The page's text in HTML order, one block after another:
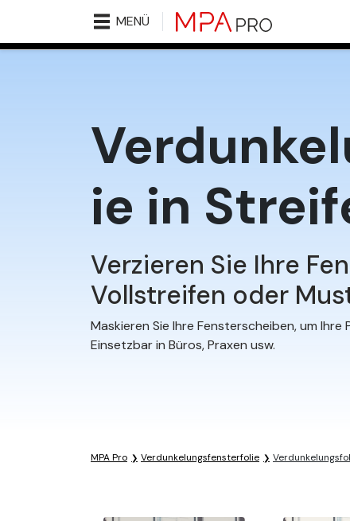
MENÜ
ie in
Verzieren Sie Ihre
Vollstreifen oder
Maskieren Sie Ihre Fensterscheiben, um Ihre
Einsetzbar in Büros, Praxen usw.
MPA Pro Verdunkelungsfensterfolie